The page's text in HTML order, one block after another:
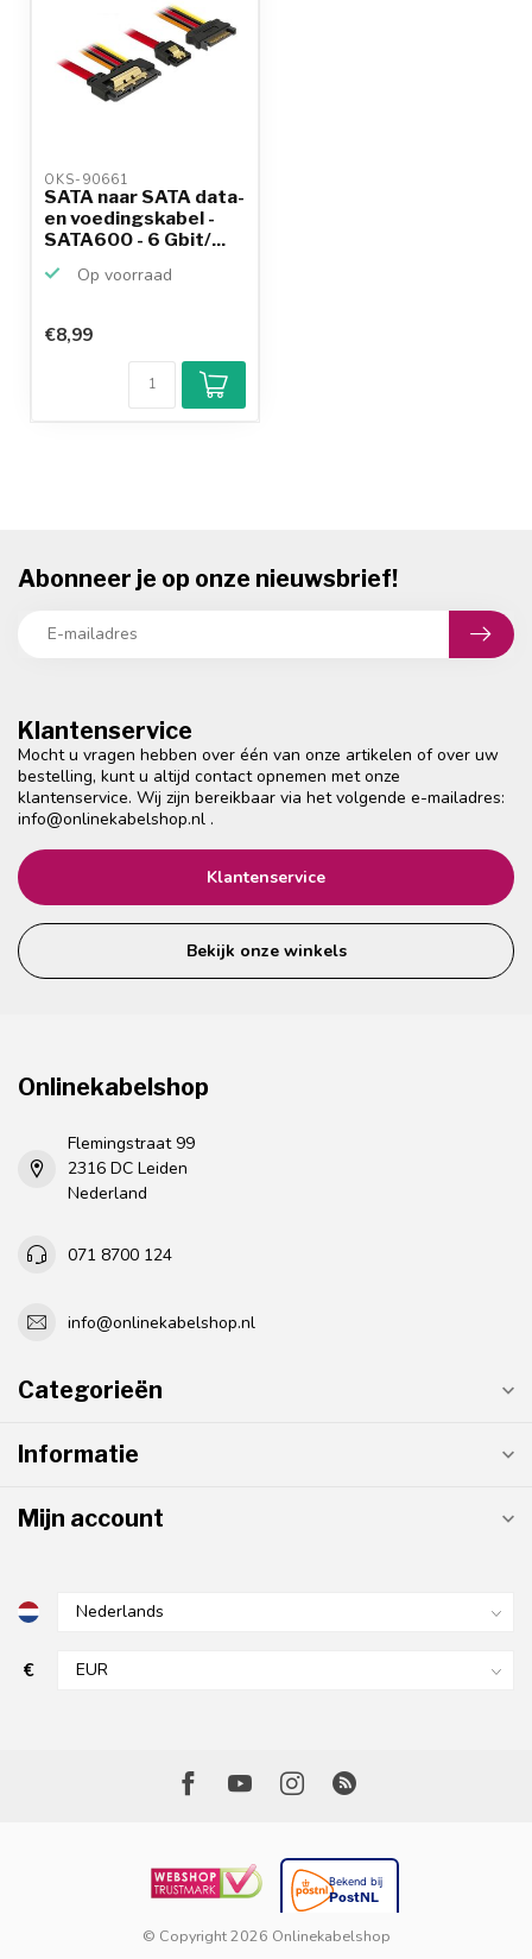
OKS-90661
SATA naar SATA data-
en voedingskabel -
SATA600 - 6 Gbit/...
Op voorraad
€8,99
Klantenservice
Mocht u vragen hebben over één van onze artikelen of over uw
bestelling, kunt u altijd contact opnemen met onze
klantenservice. Wij zijn bereikbaar via het volgende e-mailadres:
info@onlinekabelshop.nl .
Klantenservice
Bekijk onze winkels
Abonneer je op onze nieuwsbrief!
Onlinekabelshop
Flemingstraat 99
2316 DC Leiden
Nederland
071 8700 124
info@onlinekabelshop.nl
Categorieën
Informatie
Mijn account
€
© Copyright 2026 Onlinekabelshop